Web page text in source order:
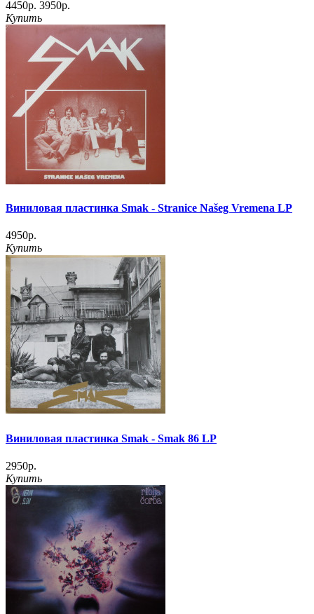
4450р. 3950р.
Купить
Виниловая пластинка Smak - Stranice Našeg Vremena LP
4950р.
Купить
Виниловая пластинка Smak - Smak 86 LP
2950р.
Купить